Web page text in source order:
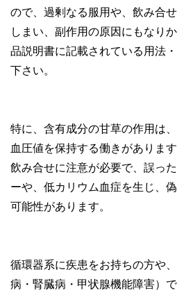
ので、過剰なる服用や、飲み合
しまい、副作用の原因にもなり
品説明書に記載されている用法
下さい。
特に、含有成分の甘草の作用は
血圧値を保持する働きがありま
飲み合せに注意が必要で、誤っ
ーや、低カリウム血症を生じ、
可能性があります。
循環器系に疾患をお持ちの方や
病・腎臓病・甲状腺機能障害）